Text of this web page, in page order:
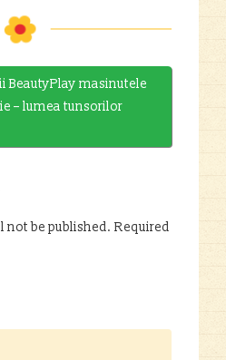
BeautyPlay masinutele
– lumea tunsorilor
not be published. Required